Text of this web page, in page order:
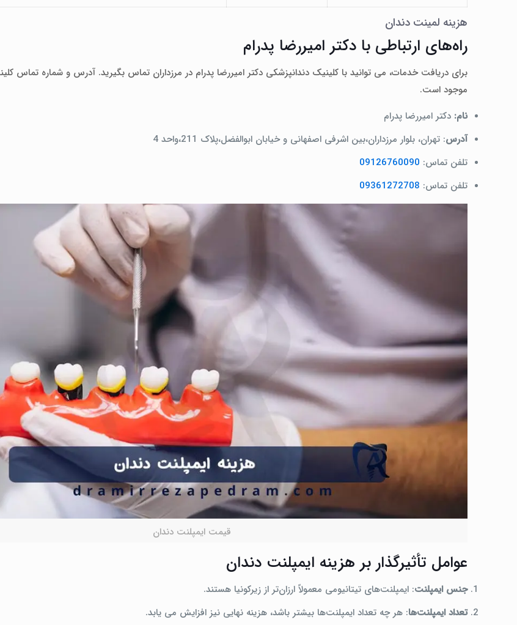
هزینه لمینت دندان
راه‌های ارتباطی با دکتر امیررضا پدرام
برای دریافت خدمات، می‌ توانید با کلینیک دندانپزشکی دکتر امیررضا پدرام در مرزداران تماس بگیرید. آدرس و شماره تماس
موجود است.
نام: دکتر امیررضا پدرام
آدرس: تهران، بلوار مرزداران،بین اشرفی اصفهانی و خیابان ابوالفضل،پلاک 211،واحد 4
تلفن تماس: 09126760090
تلفن تماس: 09361272708
قیمت ایمپلنت دندان
عوامل تأثیرگذار بر هزینه ایمپلنت دندان
جنس ایمپلنت: ایمپلنت‌های تیتانیومی معمولاً ارزان‌تر از زیرکونیا هستند.
تعداد ایمپلنت‌ها: هر چه تعداد ایمپلنت‌ها بیشتر باشد، هزینه نهایی نیز افزایش می‌ یابد.